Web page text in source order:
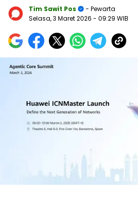
Tim Sawit Pos
- Pewarta
Selasa, 3 Maret 2026 - 09:29 WIB